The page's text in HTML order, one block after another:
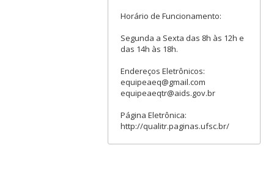
Horário de Funcionamento:
Segunda a Sexta das 8h às 12h e
das 14h às 18h.
Endereços Eletrônicos:
equipeaeq@gmail.com
equipeaeqtr@aids.gov.br
Página Eletrônica:
http://qualitr.paginas.ufsc.br/